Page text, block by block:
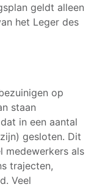
geldt alleen
het Leger des
op
staan
in een aantal
gesloten. Dit
medewerkers als
trajecten,
Veel